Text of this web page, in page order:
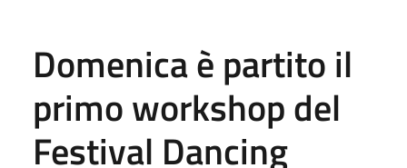
Domenica è partito il
primo workshop del
Festival Dancing